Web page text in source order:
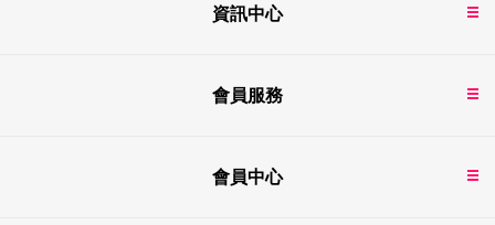
資訊中心
會員服務
會員中心